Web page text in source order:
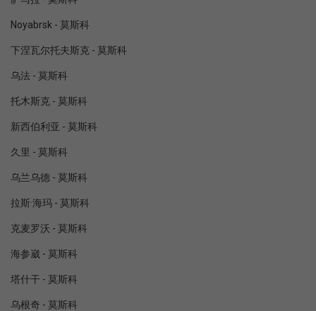
Noyabrsk - 莫斯科
下涅瓦尔托夫斯克 - 莫斯科
乌法 - 莫斯科
托木斯克 - 莫斯科
新西伯利亚 - 莫斯科
久里 - 莫斯科
乌兰乌德 - 莫斯科
拉斯·海玛 - 莫斯科
克麦罗沃 - 莫斯科
海参崴 - 莫斯科
塔什干 - 莫斯科
乌根奇 - 莫斯科